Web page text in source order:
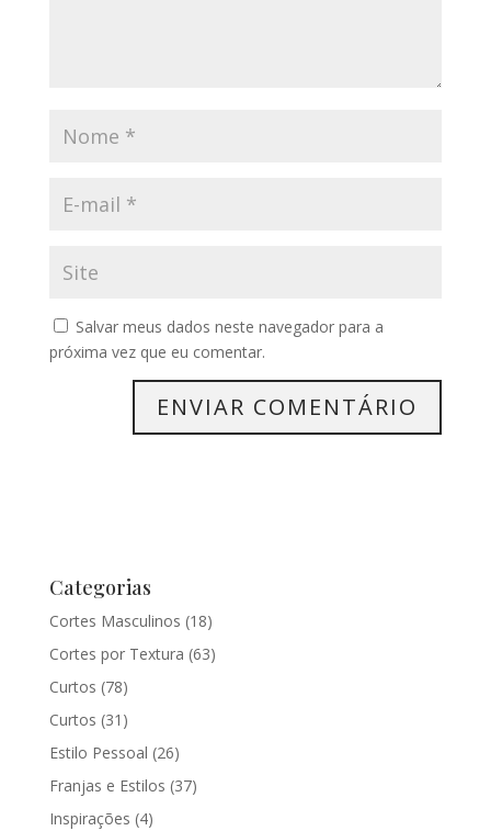
Salvar meus dados neste navegador para a
próxima vez que eu comentar.
Categorias
Cortes Masculinos (18)
Cortes por Textura (63)
Curtos (78)
Curtos (31)
Estilo Pessoal (26)
Franjas e Estilos (37)
Inspirações (4)